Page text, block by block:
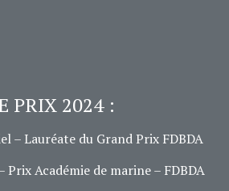
PRIX 2024 :
– Lauréate du Grand Prix FDBDA
Prix Académie de marine – FDBDA